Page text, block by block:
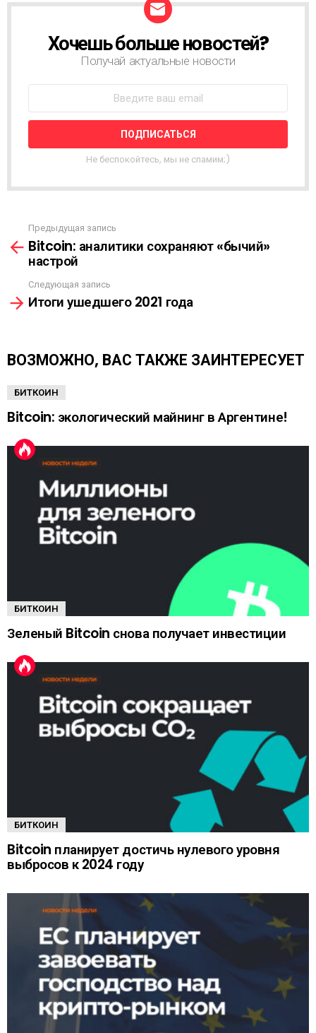
О
Т
Н
Я
А
С
Ы
Л
К
А
Хочешь больше новостей?
Получай актуальные новости
Не беспокойтесь, мы не спамим;)
м
е
е
щ
е
Предыдущая запись
Bitcoin: аналитики сохраняют «бычий»
настрой
Следующая запись
Итоги ушедшего 2021 года
ВОЗМОЖНО, ВАС ТАКЖЕ ЗАИНТЕРЕСУЕТ
БИТКОИН
Bitcoin: экологический майнинг в Аргентине!
БИТКОИН
Зеленый Bitcoin снова получает инвестиции
БИТКОИН
Bitcoin планирует достичь нулевого уровня
выбросов к 2024 году